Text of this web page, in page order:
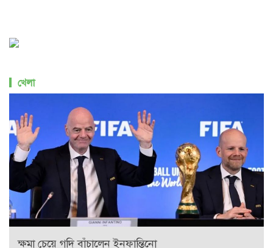
খেলা
ক্ষমা চেয়ে গদি বাঁচালেন ইনফান্তিনো